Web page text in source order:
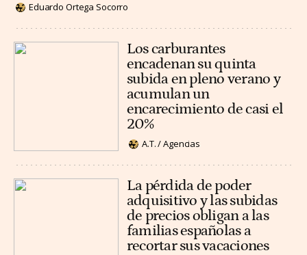
Eduardo Ortega Socorro
Los carburantes
encadenan su quinta
subida en pleno verano y
acumulan un
encarecimiento de casi el
20%
A.T. / Agencias
La pérdida de poder
adquisitivo y las subidas
de precios obligan a las
familias españolas a
recortar sus vacaciones